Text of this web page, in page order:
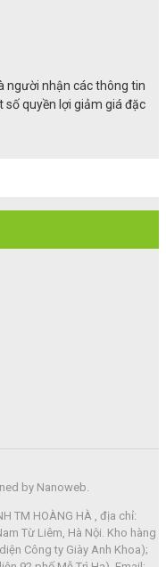
người nhận các thông tin
quyền lợi giảm giá đặc
by Nanoweb.
TM HOÀNG HÀ , địa chỉ:
Từ Liêm, Hà Nội. Kho hàng
Công ty Giày Anh Khoa);